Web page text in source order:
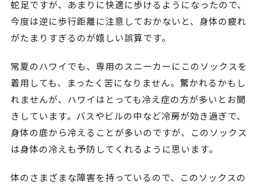
蛇足ですが、あまりに快適に歩けるようになったので、
今度は逆に歩行距離に注意しておかないと、身体の疲れ
がたまりすぎるのが嬉しい誤算です。
常夏のハワイでも、専用のスニーカーにこのソックスを
着用しても、まったく苦になりません。驚かれるかもし
れませんが、ハワイはとっても冷え症の方が多いとお聞
きしています。バスやビルの中など冷房が効き過ぎで、
身体の底から冷えることが多いのですが、このソックス
は身体の冷えも予防してくれるように思います。
体のさまざまな障害を持っているので、このソックスの